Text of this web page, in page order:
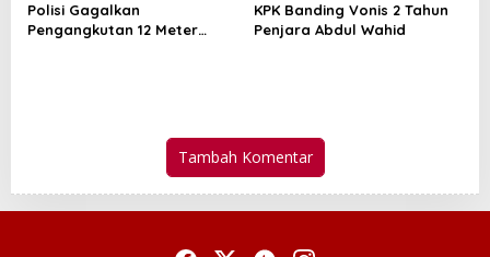
Polisi Gagalkan
Pengangkutan 12 Meter
KPK Banding Vonis 2 Tahun
Penjara Abdul Wahid
Tambah Komentar